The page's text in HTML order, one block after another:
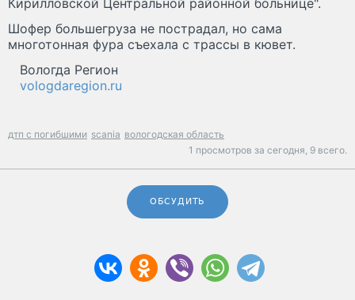
Кирилловской Центральной районной больнице".
Шофер большегруза не пострадал, но сама
многотонная фура съехала с трассы в кювет.
Вологда Регион
vologdaregion.ru
дтп с погибшими scania вологодская область
1 просмотров за сегодня, 9 всего.
ОБСУДИТЬ